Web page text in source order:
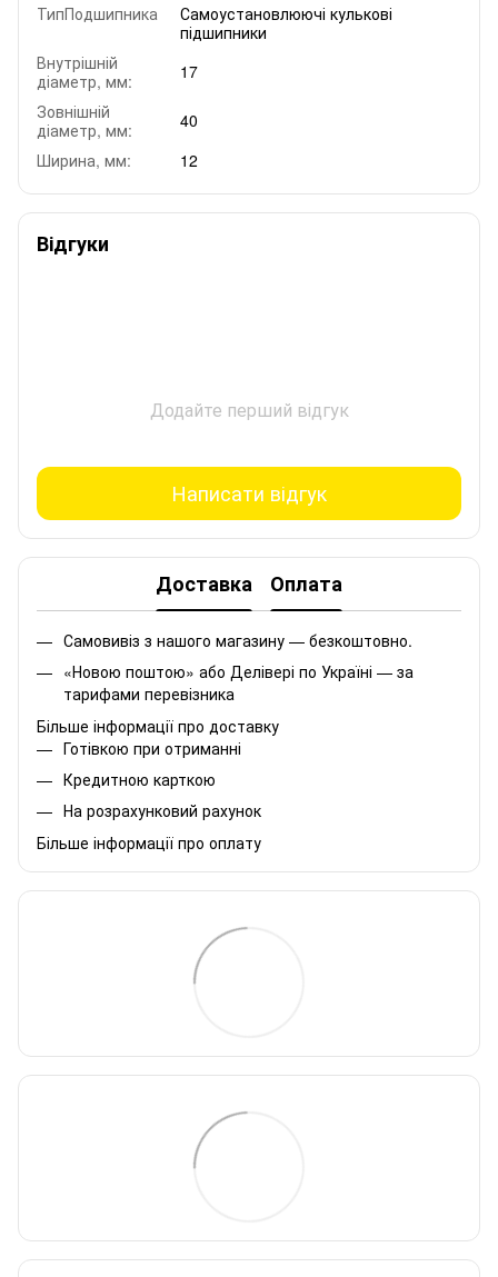
ТипПодшипника
Самоустановлюючі кулькові
підшипники
Внутрішній
діаметр, мм:
17
Зовнішній
діаметр, мм:
40
Ширина, мм:
12
Відгуки
Додайте перший відгук
Написати відгук
Доставка Оплата
Самовивіз з нашого магазину — безкоштовно.
«Новою поштою» або Делівері по Україні — за
тарифами перевізника
Більше інформації про доставку
Готівкою при отриманні
Кредитною карткою
На розрахунковий рахунок
Більше інформації про оплату